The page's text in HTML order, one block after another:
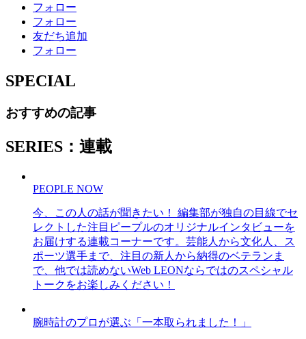
フォロー
フォロー
友だち追加
フォロー
SPECIAL
おすすめの記事
SERIES：連載
PEOPLE NOW
今、この人の話が聞きたい！ 編集部が独自の目線でセ
レクトした注目ピープルのオリジナルインタビューを
お届けする連載コーナーです。芸能人から文化人、ス
ポーツ選手まで、注目の新人から納得のベテランま
で、他では読めないWeb LEONならではのスペシャル
トークをお楽しみください！
腕時計のプロが選ぶ「一本取られました！」